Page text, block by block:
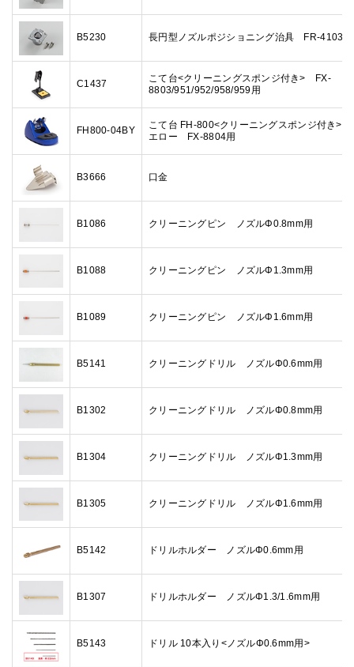
B5230 長円型ノズルポジショニング治具 FR-4103用
C1437
こて台<クリーニングスポンジ付き> FX-
8803/951/952/958/959用
FH800-04BY
こて台 FH-800<クリーニングスポンジ付き>
エロー FX-8804用
B3666 口金
B1086 クリーニングピン ノズルΦ0.8mm用
B1088 クリーニングピン ノズルΦ1.3mm用
B1089 クリーニングピン ノズルΦ1.6mm用
B5141 クリーニングドリル ノズルΦ0.6mm用
B1302 クリーニングドリル ノズルΦ0.8mm用
B1304 クリーニングドリル ノズルΦ1.3mm用
B1305 クリーニングドリル ノズルΦ1.6mm用
B5142 ドリルホルダー ノズルΦ0.6mm用
B1307 ドリルホルダー ノズルΦ1.3/1.6mm用
B5143 ドリル 10本入り<ノズルΦ0.6mm用>